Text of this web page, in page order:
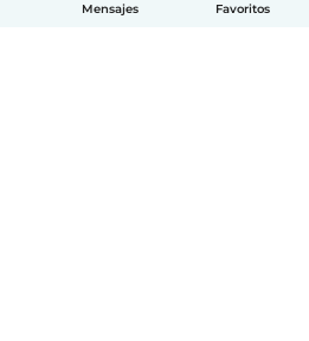
Mensajes Favoritos